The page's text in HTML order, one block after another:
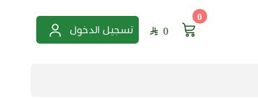
0
0 تسجيل الدخول